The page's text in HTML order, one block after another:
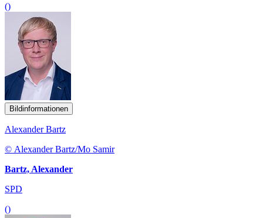
()
Bildinformationen
Alexander Bartz
© Alexander Bartz/Mo Samir
Bartz, Alexander
SPD
()